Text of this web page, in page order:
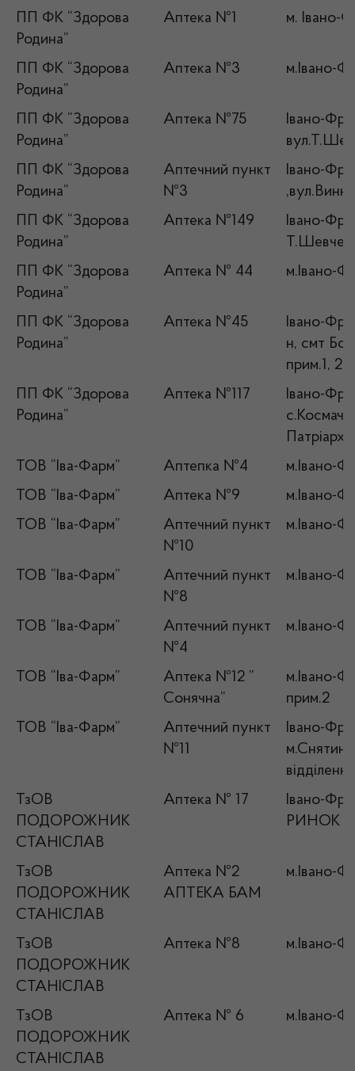
ПП ФК “Здорова
Родина”
Аптека №1 м. Івано-
ПП ФК “Здорова
Родина”
Аптека №3 м.Івано-
ПП ФК “Здорова
Родина”
Аптека №75
Івано-
ПП ФК “Здорова
Родина”
Аптечний пункт
№3
Івано-
ПП ФК “Здорова
Родина”
Аптека №149
Івано-
ПП ФК “Здорова
Родина”
Аптека № 44 м.Івано-
ПП ФК “Здорова
Родина”
Аптека №45
Івано-
н, смт
прим.1, 2
ПП ФК “Здорова
Родина”
Аптека №117
Івано-
с.Космач,
ТОВ “Іва-Фарм”
Аптепка №4
м.Івано-
ТОВ “Іва-Фарм”
Аптека №9
м.Івано-
ТОВ “Іва-Фарм”
Аптечний пункт
№10
м.Івано-
ТОВ “Іва-Фарм”
Аптечний пункт
№8
м.Івано-
ТОВ “Іва-Фарм”
Аптечний пункт
№4
м.Івано-
ТОВ “Іва-Фарм”
Аптека №12 ”
Сонячна”
м.Івано-
прим.2
ТОВ “Іва-Фарм”
Аптечний пункт
№11
Івано-
м.Снятин,
ТзОВ
ПОДОРОЖНИК
СТАНІСЛАВ
Аптека № 17
Івано-
РИНОК ,
ТзОВ
ПОДОРОЖНИК
СТАНІСЛАВ
Аптека №2
АПТЕКА БАМ
м.Івано-
ТзОВ
ПОДОРОЖНИК
СТАНІСЛАВ
Аптека №8 м.Івано-
ТзОВ
ПОДОРОЖНИК
СТАНІСЛАВ
Аптека № 6 м.Івано-